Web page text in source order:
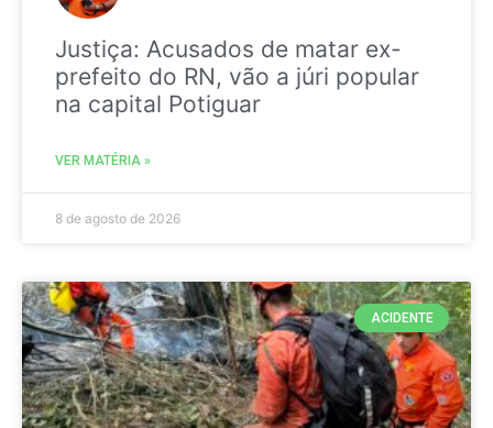
Justiça: Acusados de matar ex-
prefeito do RN, vão a júri popular
na capital Potiguar
VER MATÉRIA »
8 de agosto de 2026
ACIDENTE